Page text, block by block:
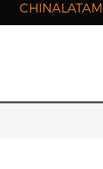
CHINALATAM